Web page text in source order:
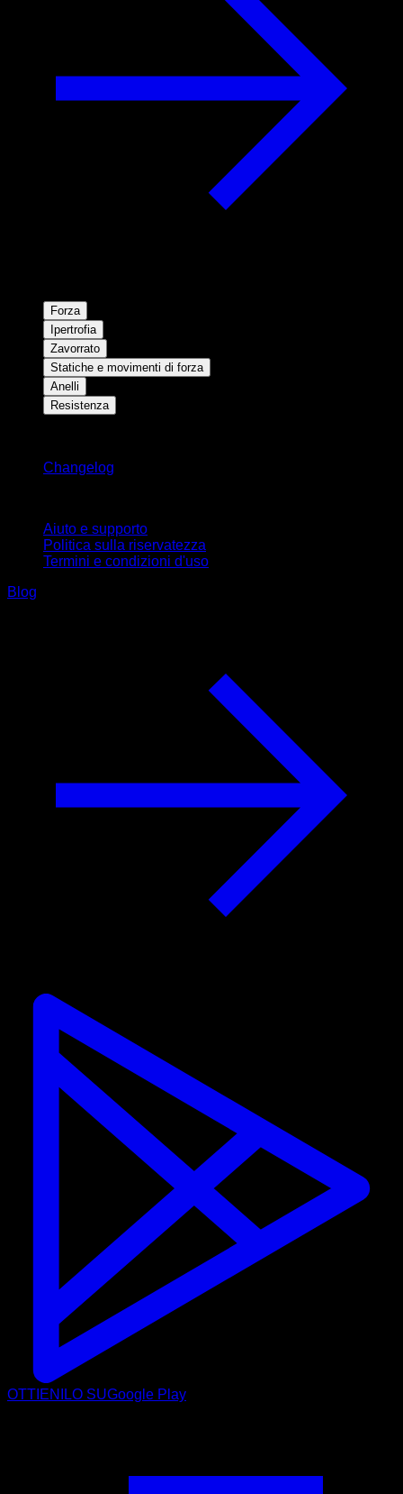
Forza
Ipertrofia
Zavorrato
Statiche e movimenti di forza
Anelli
Resistenza
Changelog
Aiuto e supporto
Politica sulla riservatezza
Termini e condizioni d'uso
Blog
OTTIENILO SUGoogle Play